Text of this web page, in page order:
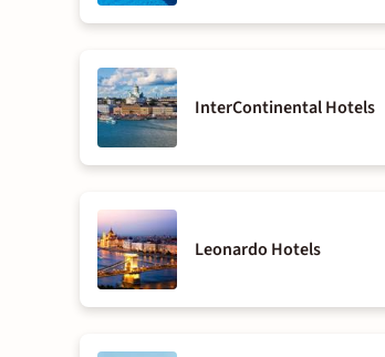
InterContinental Hotels
Leonardo Hotels